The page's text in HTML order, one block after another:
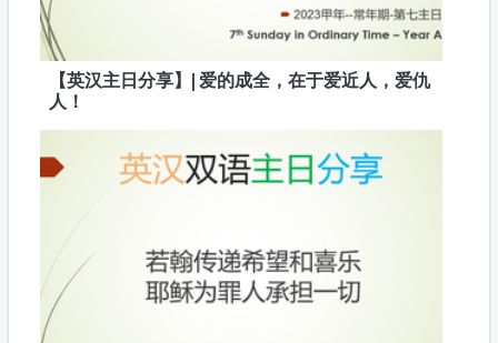
【英汉主日分享】| 爱的成全，在于爱近人，爱仇
人！